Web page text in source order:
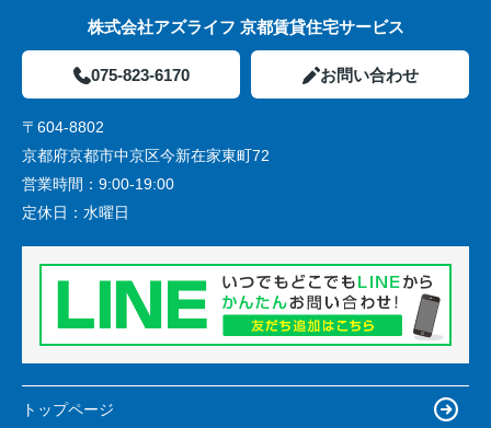
株式会社アズライフ 京都賃貸住宅サービス
075-823-6170 お問い合わせ
〒604-8802
京都府京都市中京区今新在家東町72
営業時間： 9:00-19:00
定休日： 水曜日
トップページ